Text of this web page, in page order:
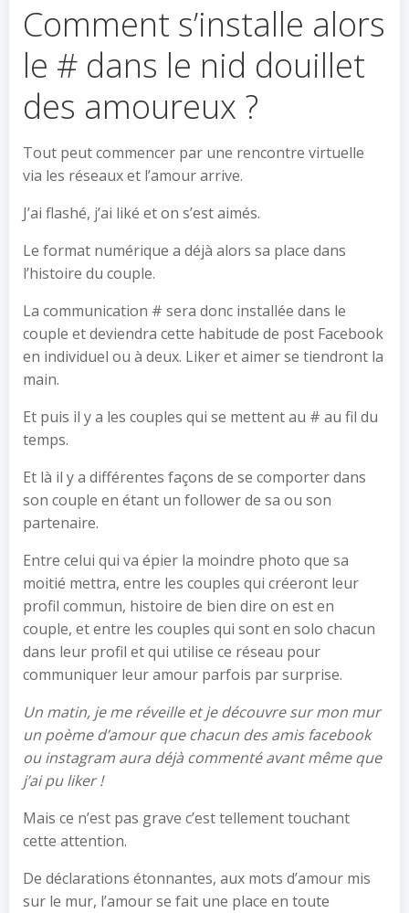
Comment s’installe alors
le # dans le nid douillet
des amoureux ?
Tout peut commencer par une rencontre virtuelle
via les réseaux et l’amour arrive.
J’ai flashé, j’ai liké et on s’est aimés.
Le format numérique a déjà alors sa place dans
l’histoire du couple.
La communication # sera donc installée dans le
couple et deviendra cette habitude de post Facebook
en individuel ou à deux. Liker et aimer se tiendront la
main.
Et puis il y a les couples qui se mettent au # au fil du
temps.
Et là il y a différentes façons de se comporter dans
son couple en étant un follower de sa ou son
partenaire.
Entre celui qui va épier la moindre photo que sa
moitié mettra, entre les couples qui créeront leur
profil commun, histoire de bien dire on est en
couple, et entre les couples qui sont en solo chacun
dans leur profil et qui utilise ce réseau pour
communiquer leur amour parfois par surprise.
Un matin, je me réveille et je découvre sur mon mur
un poème d’amour que chacun des amis facebook
ou instagram aura déjà commenté avant même que
j’ai pu liker !
Mais ce n’est pas grave c’est tellement touchant
cette attention.
De déclarations étonnantes, aux mots d’amour mis
sur le mur, l’amour se fait une place en toute